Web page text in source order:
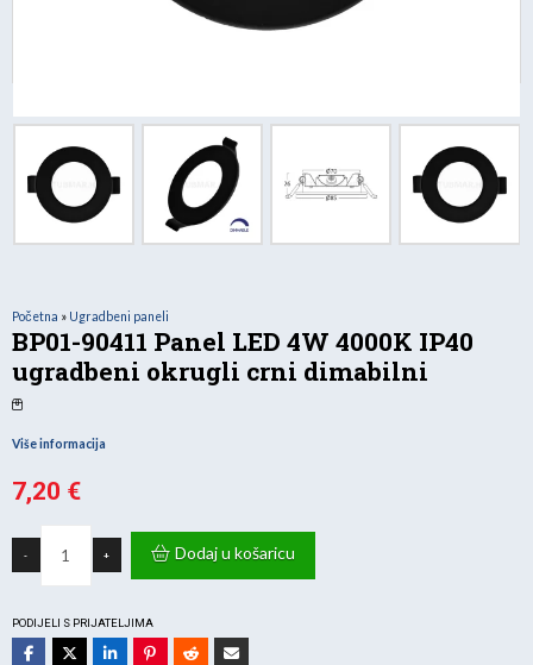
Početna » Ugradbeni paneli
BP01-90411 Panel LED 4W 4000K IP40
ugradbeni okrugli crni dimabilni
Više informacija
7,20 €
-
LED
4W
ugradbeni
+ Dodaj u košaricu
PODIJELI S PRIJATELJIMA